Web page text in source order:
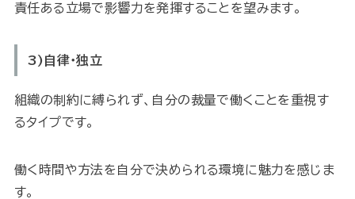
責任ある立場で影響力を発揮することを望みます。
3)自律・独立
組織の制約に縛られず、自分の裁量で働くことを重視す
るタイプです。
働く時間や方法を自分で決められる環境に魅力を感じま
す。